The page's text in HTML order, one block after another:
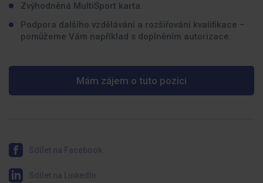
Zvýhodněná MultiSport karta.
Podpora dalšího vzdělávání a rozšiřování kvalifikace –
pomůžeme Vám například s doplněním autorizace.
Mám zájem o tuto pozici